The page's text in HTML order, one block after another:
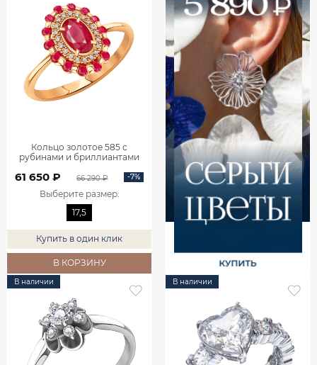
Кольцо золотое 585 с
рубинами и бриллиантами
61 650 ₽ 66 290 ₽ -7%
Выберите размер:
17,5
Купить в один клик
В КОРЗИНУ
В наличии В наличии